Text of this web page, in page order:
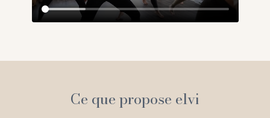
Ce que propose elvi